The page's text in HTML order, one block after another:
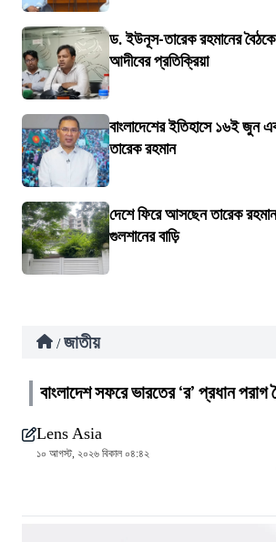
ড. ইউনূস-তারেক রহমানের
আদীবের প্রতিক্রিয়া
বাংলাদেশের ইতিহাসে ১৬ই জুন
তারেক রহমান
দেশে ফিরে আসছেন তারেক
গুলশানের বাড়ি
/ জাতীয়
বাংলাদেশ সফরে ভারতের ‘র’ প্রধান পরাগ
Lens Asia
১০ আগস্ট, ২০২৬ বিকাল ০৪:৪২